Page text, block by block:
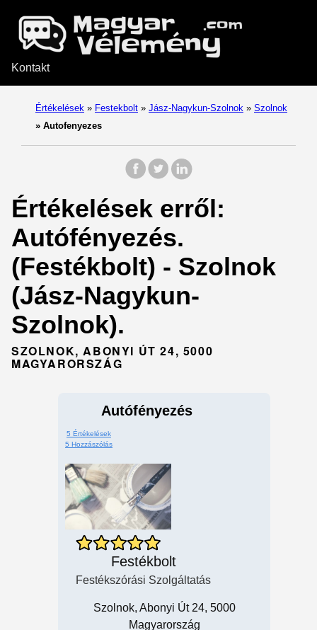
Kontakt
Értékelések » Festekbolt » Jász-Nagykun-Szolnok » Szolnok
» Autofenyezes
Értékelések erről:
Autófényezés.
(Festékbolt) - Szolnok
(Jász-Nagykun-
Szolnok).
SZOLNOK, ABONYI ÚT 24, 5000
MAGYARORSZÁG
Autófényezés
5 Értékelések
5 Hozzászólás
Festékbolt
Festékszórási Szolgáltatás
Szolnok, Abonyi Út 24, 5000
Magyarország